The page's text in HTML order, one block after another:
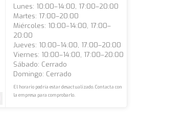
Lunes: 10:00–14:00, 17:00–20:00
Martes: 17:00–20:00
Miércoles: 10:00–14:00, 17:00–
20:00
Jueves: 10:00–14:00, 17:00–20:00
Viernes: 10:00–14:00, 17:00–20:00
Sábado: Cerrado
Domingo: Cerrado
El horario podría estar desactualizado. Contacta con
la empresa para comprobarlo.